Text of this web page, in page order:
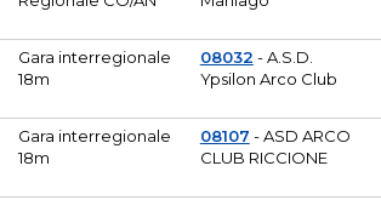
Gara interregionale
18m
08032 - A.S.D.
Ypsilon Arco Club
Gara interregionale
18m
08107 - ASD ARCO
CLUB RICCIONE